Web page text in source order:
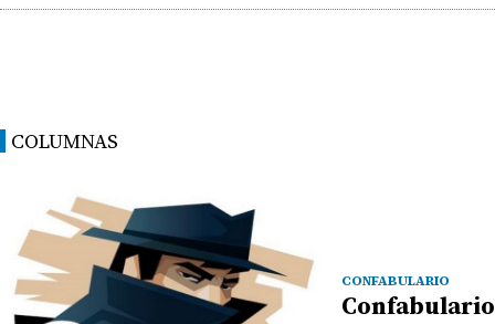
COLUMNAS
CONFABULARIO
Confabulario